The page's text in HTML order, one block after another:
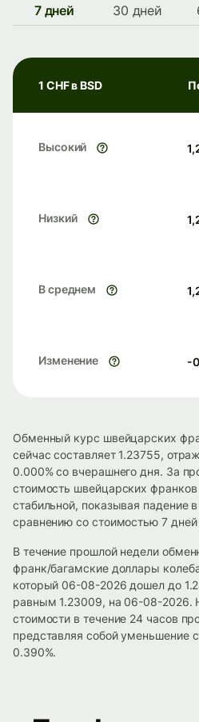
7 дней 30 дней
1 CHF в BSD
Высокий
Низкий
В среднем
Изменение -
Обменный курс швейцарских
сейчас составляет 1.23755,
0.000% со вчерашнего дня. За
стоимость швейцарских франков
стабильной, показывая падение
сравнению со стоимостью 7 дней
В течение прошлой недели
франк/багамские доллары
который 06-08-2026 дошел до
равным 1.23009, на 06-08-2026.
стоимости в течение 24 часов
представляя собой уменьшение
0.390%.